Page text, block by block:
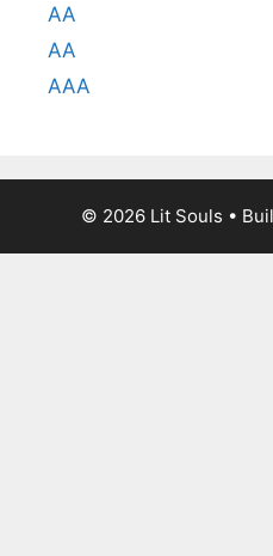
AA
AA
AAA
© 2026 Lit Souls •